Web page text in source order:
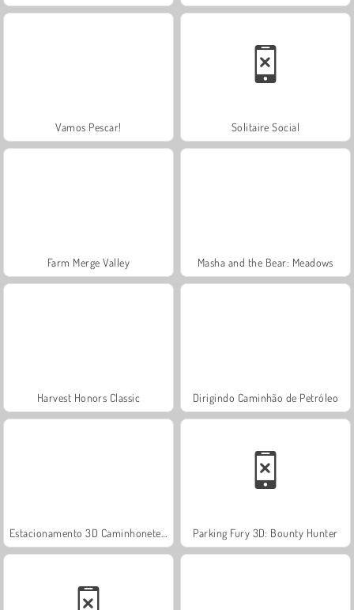
Vamos Pescar! Solitaire Social
Farm Merge Valley Masha and the Bear: Meadows
Harvest Honors Classic Dirigindo Caminhão de Petróleo
Parking Fury 3D: Bounty Hunter